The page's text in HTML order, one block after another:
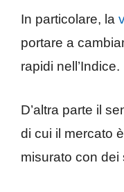
In particolare, la
portare a
rapidi nell’Indice.
D’altra parte il
di cui il mercato
misurato con dei